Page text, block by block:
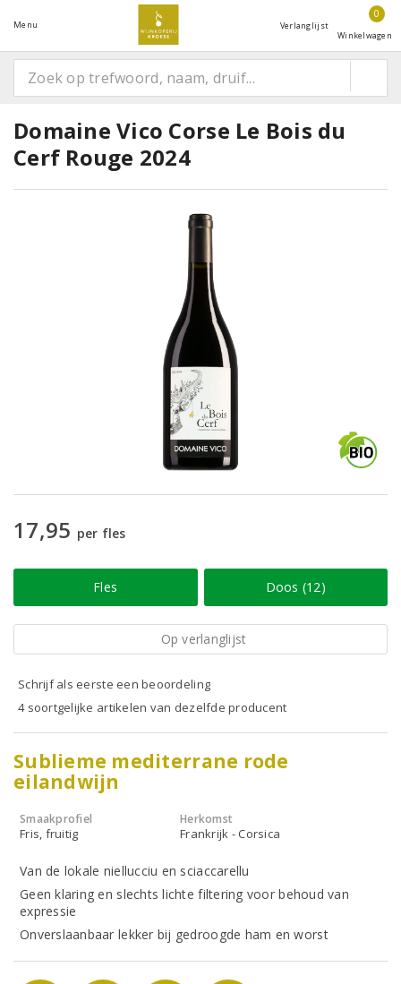
Menu Verlanglijst
0
Winkelwagen
Domaine Vico Corse Le Bois du
Cerf Rouge 2024
17,95 per fles
Fles Doos (12)
Op verlanglijst
Schrijf als eerste een beoordeling
4 soortgelijke artikelen van dezelfde producent
Sublieme mediterrane rode
eilandwijn
Smaakprofiel
Fris, fruitig
Herkomst
Frankrijk - Corsica
Van de lokale niellucciu en sciaccarellu
Geen klaring en slechts lichte filtering voor behoud van
expressie
Onverslaanbaar lekker bij gedroogde ham en worst